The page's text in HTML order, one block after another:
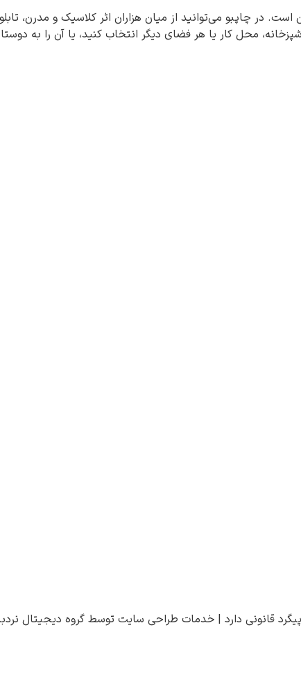
است. در چاپبو می‌توانید از میان هزاران اثر کلاسیک و مدرن،
محل کار یا هر فضای دیگر انتخاب کنید، یا آن را به
قانونی دارد | خدمات طراحی سایت توسط گروه دیجیتال